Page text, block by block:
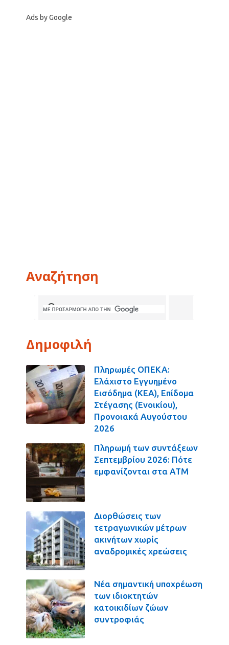
Ads by Google
Αναζήτηση
Δημοφιλή
Πληρωμές ΟΠΕΚΑ:
Ελάχιστο Εγγυημένο
Εισόδημα (ΚΕΑ), Επίδομα
Στέγασης (Ενοικίου),
Προνοιακά Αυγούστου
2026
Πληρωμή των συντάξεων
Σεπτεμβρίου 2026: Πότε
εμφανίζονται στα ΑΤΜ
Διορθώσεις των
τετραγωνικών μέτρων
ακινήτων χωρίς
αναδρομικές χρεώσεις
Νέα σημαντική υποχρέωση
των ιδιοκτητών
κατοικιδίων ζώων
συντροφιάς